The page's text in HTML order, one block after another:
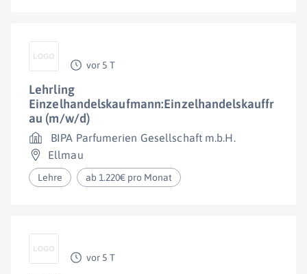
vor 5 T
Lehrling
Einzelhandelskaufmann:Einzelhandelskauffr
au (m/w/d)
BIPA Parfumerien Gesellschaft m.b.H.
Ellmau
Lehre ab 1.220€ pro Monat
vor 5 T